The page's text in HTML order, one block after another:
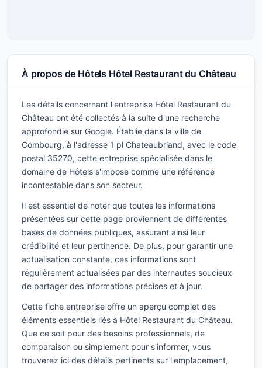
À propos de Hôtels Hôtel Restaurant du Château
Les détails concernant l'entreprise Hôtel Restaurant du
Château ont été collectés à la suite d'une recherche
approfondie sur Google. Établie dans la ville de
Combourg, à l'adresse 1 pl Chateaubriand, avec le code
postal 35270, cette entreprise spécialisée dans le
domaine de Hôtels s'impose comme une référence
incontestable dans son secteur.
Il est essentiel de noter que toutes les informations
présentées sur cette page proviennent de différentes
bases de données publiques, assurant ainsi leur
crédibilité et leur pertinence. De plus, pour garantir une
actualisation constante, ces informations sont
régulièrement actualisées par des internautes soucieux
de partager des informations précises et à jour.
Cette fiche entreprise offre un aperçu complet des
éléments essentiels liés à Hôtel Restaurant du Château.
Que ce soit pour des besoins professionnels, de
comparaison ou simplement pour s'informer, vous
trouverez ici des détails pertinents sur l'emplacement,